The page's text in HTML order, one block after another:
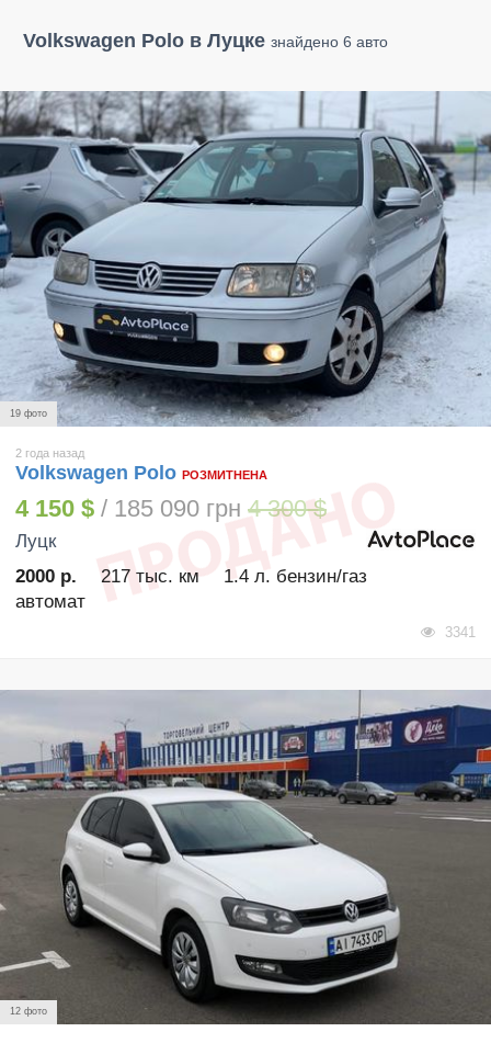
Volkswagen Polo в Луцке знайдено 6 авто
19 фото
2 года назад
Volkswagen Polo РОЗМИТНЕНА
4 150 $ / 185 090 грн 4 300 $
Луцк
2000 р.
217 тыс. км
1.4 л. бензин/газ
автомат
3341
12 фото